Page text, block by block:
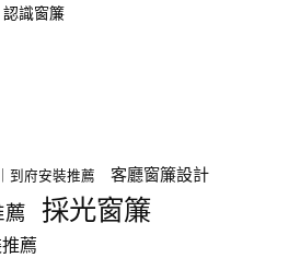
認識窗簾
到府安裝推薦 客廳窗簾設計
採光窗簾
薦